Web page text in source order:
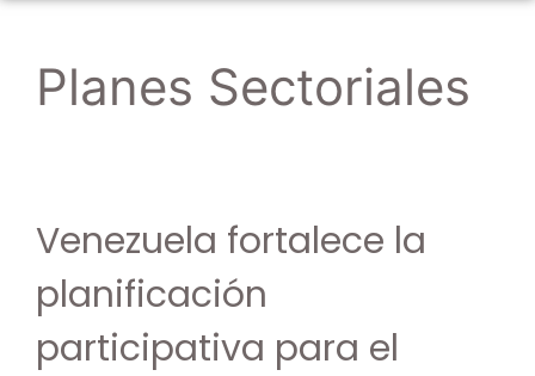
Planes Sectoriales
Venezuela fortalece la
planificación
participativa para el